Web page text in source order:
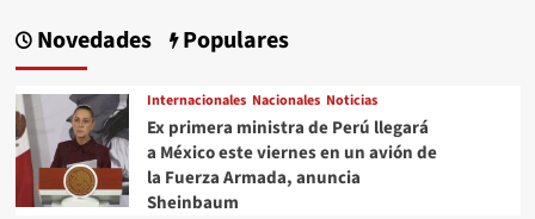
Novedades Populares
Internacionales Nacionales Noticias
Ex primera ministra de Perú llegará
a México este viernes en un avión de
la Fuerza Armada, anuncia
Sheinbaum